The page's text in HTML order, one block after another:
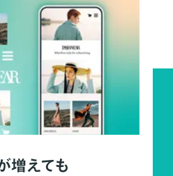
増えても